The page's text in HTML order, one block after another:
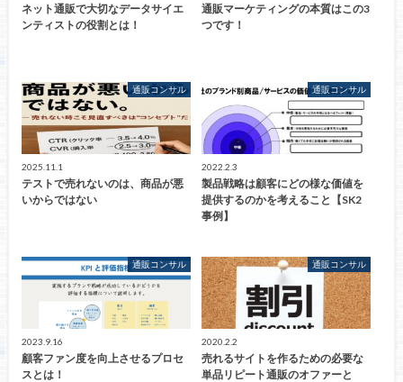
ネット通販で大切なデータサイエ
ンティストの役割とは！
通販マーケティングの本質はこの3
つです！
通販コンサル
2025.11.1
テストで売れないのは、商品が悪
いからではない
通販コンサル
2022.2.3
製品戦略は顧客にどの様な価値を
提供するのかを考えること【SK2
事例】
通販コンサル
2023.9.16
顧客ファン度を向上させるプロセ
スとは！
通販コンサル
2020.2.2
売れるサイトを作るための必要な
単品リピート通販のオファーと